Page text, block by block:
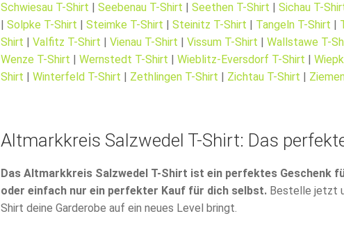
Schwiesau T-Shirt |Seebenau T-Shirt |Seethen T-Shirt |Sichau T-
|Solpke T-Shirt |Steimke T-Shirt |Steinitz T-Shirt | Tangeln T-Shirt |
Shirt |Valfitz T-Shirt |Vienau T-Shirt |Vissum T-Shirt |Wallstawe T-
Wenze T-Shirt |Wernstedt T-Shirt |Wieblitz-Eversdorf T-Shirt |
Shirt |Winterfeld T-Shirt | Zethlingen T-Shirt | Zichtau T-Shirt |
Altmarkkreis Salzwedel T-Shirt: Das
Das Altmarkkreis Salzwedel T-Shirt ist ein perfektes Geschenk
oder einfach nur ein perfekter Kauf für dich selbst. Bestelle jetzt
Shirt deine Garderobe auf ein neues Level bringt.